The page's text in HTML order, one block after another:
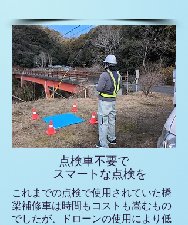
​点検車不要で
​ スマートな点検を
これまでの点検で使用されていた橋
梁補修車は時間もコストも嵩むもの
でしたが、ドローンの使用により低